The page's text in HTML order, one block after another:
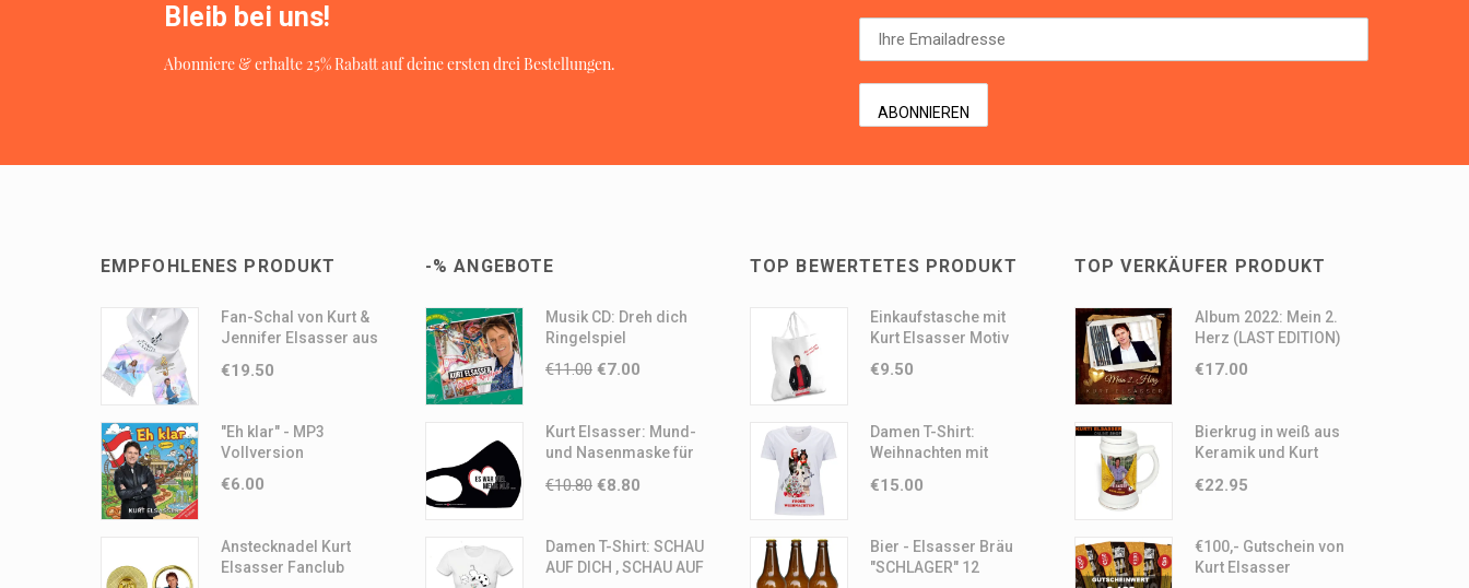
Bleib bei uns!
Abonniere & erhalte 25% Rabatt auf deine ersten drei Bestellungen.
EMPFOHLENES PRODUKT
Fan-Schal von Kurt &
Jennifer Elsasser aus
€19.50
"Eh klar" - MP3
Vollversion
€6.00
Anstecknadel Kurt
Elsasser Fanclub
-% ANGEBOTE
Musik CD: Dreh dich
Ringelspiel
€11.00 €7.00
Kurt Elsasser: Mund-
und Nasenmaske für
€10.80 €8.80
Damen T-Shirt: SCHAU
AUF DICH , SCHAU AUF
TOP BEWERTETES PRODUKT
Einkaufstasche mit
Kurt Elsasser Motiv
€9.50
Damen T-Shirt:
Weihnachten mit
Elsasser Motiv
€15.00
Bier - Elsasser Bräu
"SCHLAGER" 12
TOP VERKÄUFER PRODUKT
Album 2022: Mein 2.
Herz (LAST EDITION)
€17.00
Bierkrug in weiß aus
Keramik und Kurt
€22.95
€100,- Gutschein von
Kurt Elsasser